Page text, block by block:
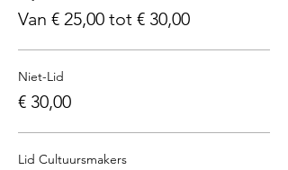
Van € 25,00 tot € 30,00
Niet-Lid
€ 30,00
Lid Cultuursmakers